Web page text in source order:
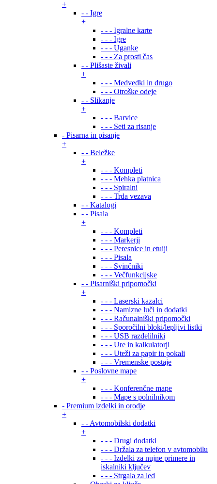
+
- - Igre
+
- - - Igralne karte
- - - Igre
- - - Uganke
- - - Za prosti čas
- - Plišaste živali
+
- - - Medvedki in drugo
- - - Otroške odeje
- - Slikanje
+
- - - Barvice
- - - Seti za risanje
- Pisarna in pisanje
+
- - Beležke
+
- - - Kompleti
- - - Mehka platnica
- - - Spiralni
- - - Trda vezava
- - Katalogi
- - Pisala
+
- - - Kompleti
- - - Markerji
- - - Peresnice in etuiji
- - - Pisala
- - - Svinčniki
- - - Večfunkcijske
- - Pisarniški pripomočki
+
- - - Laserski kazalci
- - - Namizne luči in dodatki
- - - Računalniški pripomočki
- - - Sporočilni bloki/lepljivi listki
- - - USB razdelilniki
- - - Ure in kalkulatorji
- - - Uteži za papir in pokali
- - - Vremenske postaje
- - Poslovne mape
+
- - - Konferenčne mape
- - - Mape s polnilnikom
- Premium izdelki in orodje
+
- - Avtomobilski dodatki
+
- - - Drugi dodatki
- - - Držala za telefon v avtomobilu
- - - Izdelki za nujne primere in
iskalniki ključev
- - - Strgala za led